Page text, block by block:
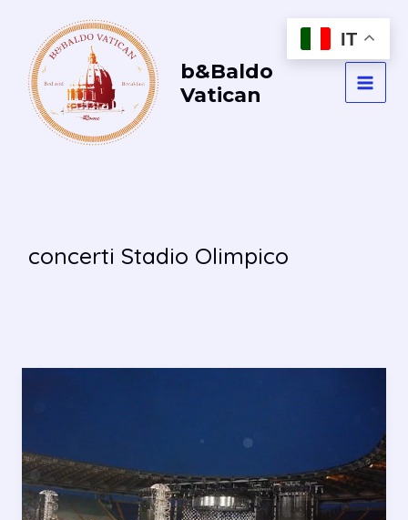
contenuto
b&Baldo
Vatican
concerti Stadio Olimpico
IT